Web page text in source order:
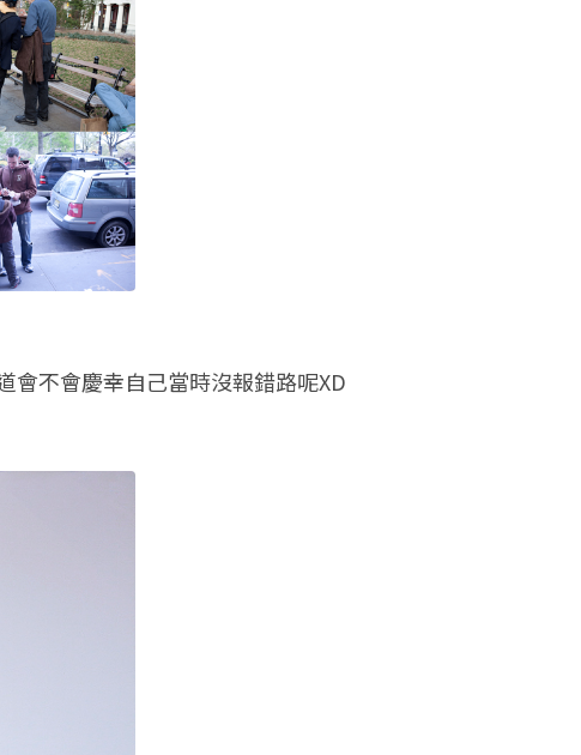
不會慶幸自己當時沒報錯路呢XD